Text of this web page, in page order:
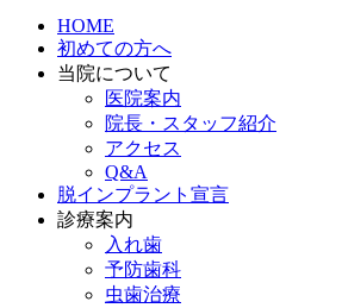
HOME
初めての方へ
当院について
医院案内
院長・スタッフ紹介
アクセス
Q&A
脱インプラント宣言
診療案内
入れ歯
予防歯科
虫歯治療